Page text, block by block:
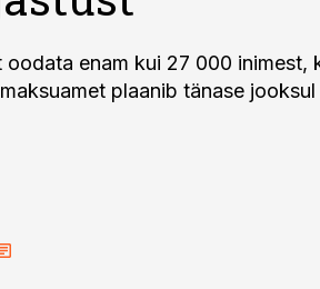
enam kui 27 000 inimest,
plaanib tänase